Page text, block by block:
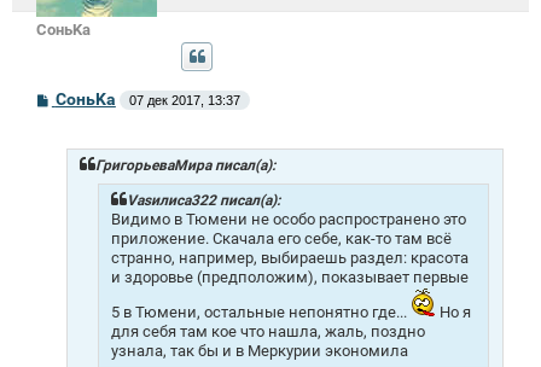
СоньKa
С
о
СоньKa 07 дек 2017, 13:37
ГригорьеваМира писал(а):
Vasилиса322 писал(а):
Видимо в Тюмени не особо распространено это
приложение. Скачала его себе, как-то там всё
странно, например, выбираешь раздел: красота
и здоровье (предположим), показывает первые
5 в Тюмени, остальные непонятно где...
Но я
для себя там кое что нашла, жаль, поздно
узнала, так бы и в Меркурии экономила